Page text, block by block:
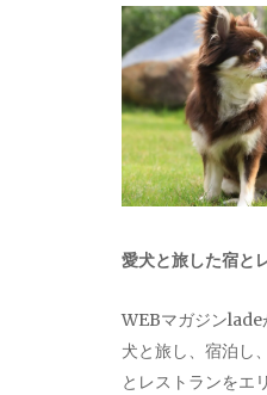
愛犬と旅した宿と
WEBマガジンlade
犬と旅し、宿泊し
とレストランをエ